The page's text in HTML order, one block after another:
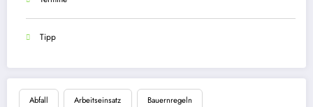
Tipp
Abfall Arbeitseinsatz Bauernregeln